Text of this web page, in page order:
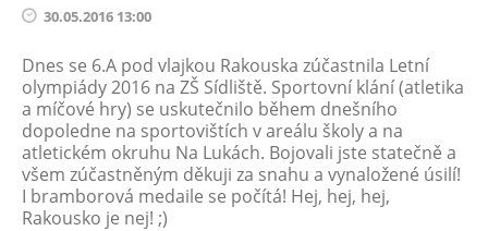
30.05.2016 13:00
Dnes se 6.A pod vlajkou Rakouska zúčastnila Letní
olympiády 2016 na ZŠ Sídliště. Sportovní klání (atletika
a míčové hry) se uskutečnilo během dnešního
dopoledne na sportovištích v areálu školy a na
atletickém okruhu Na Lukách. Bojovali jste statečně a
všem zúčastněným děkuji za snahu a vynaložené úsilí!
I bramborová medaile se počítá! Hej, hej, hej,
Rakousko je nej! ;)